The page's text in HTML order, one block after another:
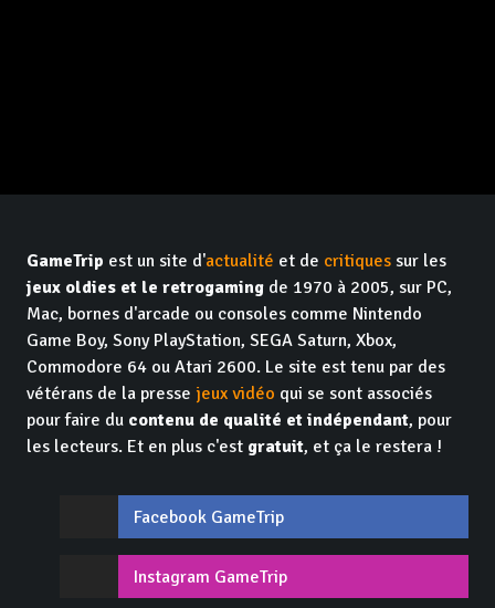
GameTrip est un site d'actualité et de critiques sur les
jeux oldies et le retrogaming de 1970 à 2005, sur PC,
Mac, bornes d'arcade ou consoles comme Nintendo
Game Boy, Sony PlayStation, SEGA Saturn, Xbox,
Commodore 64 ou Atari 2600. Le site est tenu par des
vétérans de la presse jeux vidéo qui se sont associés
pour faire du contenu de qualité et indépendant, pour
les lecteurs. Et en plus c'est gratuit, et ça le restera !
Facebook GameTrip
Instagram GameTrip